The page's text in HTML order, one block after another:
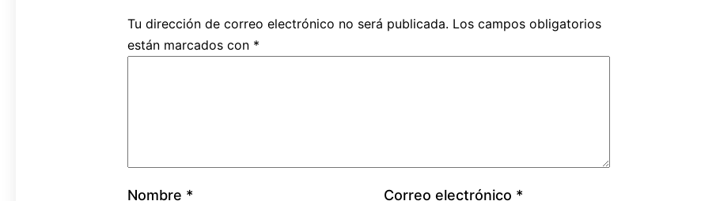
Tu dirección de correo electrónico no será publicada. Los campos obligatorios
están marcados con *
Nombre * Correo electrónico *